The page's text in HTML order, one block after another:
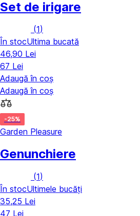
Set de irigare
(1)
În stocUltima bucată
46,90 Lei
67 Lei
Adaugă în coș
Adaugă în coș
-25%
Garden Pleasure
Genunchiere
(1)
În stocUltimele bucăți
35,25 Lei
47 Lei